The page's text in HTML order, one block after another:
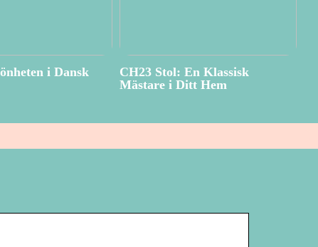
i Dansk
CH23 Stol: En Klassisk
Mästare i Ditt Hem